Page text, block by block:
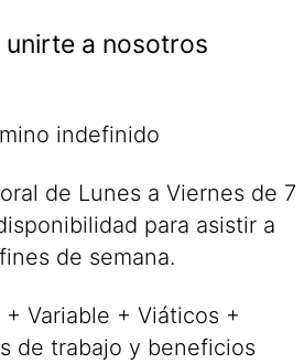
unirte a nosotros
indefinido
de Lunes a Viernes de 7
para asistir a
de semana.
+ Variable + Viáticos +
de trabajo y beneficios